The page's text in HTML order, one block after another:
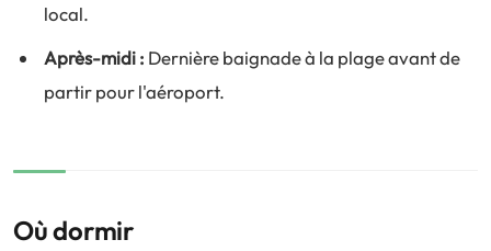
local.
Après-midi : Dernière baignade à la plage avant de
partir pour l'aéroport.
Où dormir